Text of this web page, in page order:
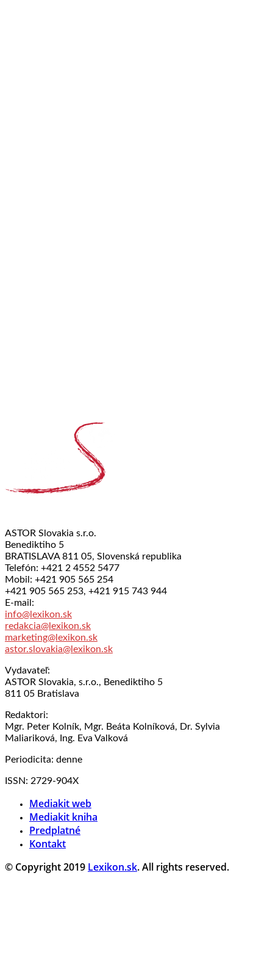
ASTOR Slovakia s.r.o.
Benediktiho 5
BRATISLAVA 811 05, Slovenská republika
Telefón: +421 2 4552 5477
Mobil: +421 905 565 254
+421 905 565 253, +421 915 743 944
E-mail:
info@lexikon.sk
redakcia@lexikon.sk
marketing@lexikon.sk
astor.slovakia@lexikon.sk
Vydavateľ:
ASTOR Slovakia, s.r.o., Benediktiho 5
811 05 Bratislava
Redaktori:
Mgr. Peter Kolník, Mgr. Beáta Kolníková, Dr. Sylvia
Maliariková, Ing. Eva Valková
Periodicita: denne
ISSN: 2729-904X
Mediakit web
Mediakit kniha
Predplatné
Kontakt
© Copyright 2019 Lexikon.sk. All rights reserved.